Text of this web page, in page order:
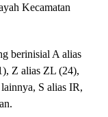
Kecamatan
berinisial A alias
Z alias ZL (24),
S alias IR,